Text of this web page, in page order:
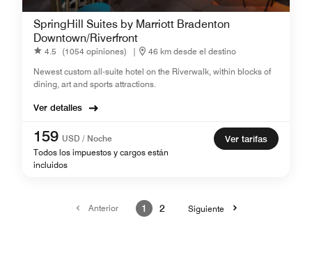
SpringHill Suites by Marriott Bradenton
Downtown/Riverfront
4.5 (1054 opiniones) |
46 km desde el destino
Newest custom all-suite hotel on the Riverwalk, within blocks of
dining, art and sports attractions.
Ver detalles
159 USD / Noche
Todos los impuestos y cargos están
incluidos
Ver tarifas
Anterior 1 2 Siguiente